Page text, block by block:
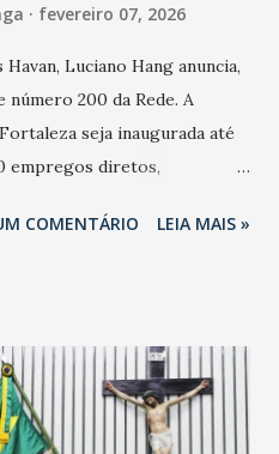
fevereiro 07, 2026
Luciano Hang anuncia,
número 200 da Rede. A
seja inaugurada até
empregos diretos,
anunciada oficialmente, mas
COMENTÁRIO LEIA MAIS »